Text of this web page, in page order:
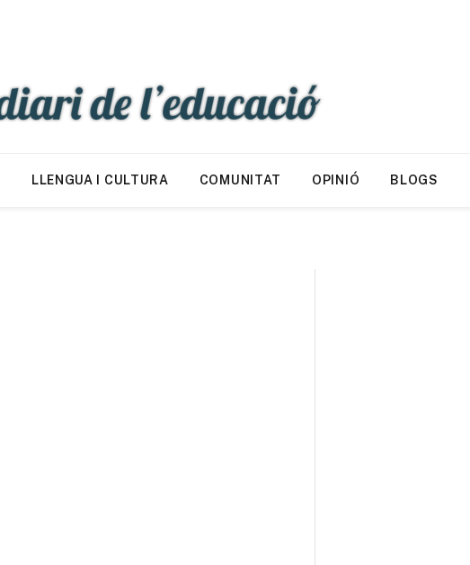
LLENGUA I CULTURA COMUNITAT OPINIÓ BLOGS